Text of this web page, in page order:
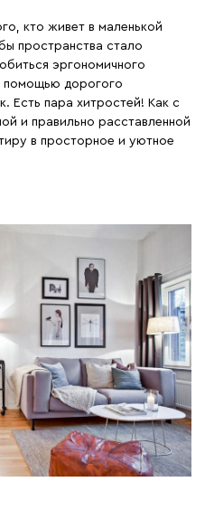
кто живет в маленькой
пространства стало
эргономичного
помощью дорогого
Есть пара хитростей! Как с
и правильно расставленной
в просторное и уютное